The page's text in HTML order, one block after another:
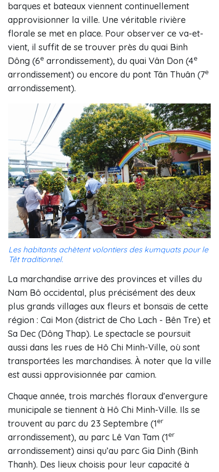
barques et bateaux viennent continuellement
approvisionner la ville. Une véritable rivière
florale se met en place. Pour observer ce va-et-
vient, il suffit de se trouver près du quai Binh
Dông (6e arrondissement), du quai Vân Don (4e
arrondissement) ou encore du pont Tân Thuân (7e
arrondissement).
Les habitants achètent volontiers des kumquats pour le
Têt traditionnel.
La marchandise arrive des provinces et villes du
Nam Bô occidental, plus précisément des deux
plus grands villages aux fleurs et bonsaïs de cette
région : Cai Mon (district de Cho Lach - Bên Tre) et
Sa Dec (Dông Thap). Le spectacle se poursuit
aussi dans les rues de Hô Chi Minh-Ville, où sont
transportées les marchandises. À noter que la ville
est aussi approvisionnée par camion.
Chaque année, trois marchés floraux d’envergure
municipale se tiennent à Hô Chi Minh-Ville. Ils se
trouvent au parc du 23 Septembre (1er
arrondissement), au parc Lê Van Tam (1er
arrondissement) ainsi qu’au parc Gia Dinh (Binh
Thanh). Des lieux choisis pour leur capacité à